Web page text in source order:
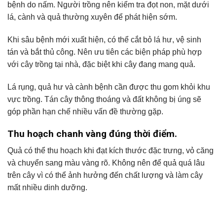
bệnh do nấm. Người trồng nên kiểm tra đọt non, mặt dưới
lá, cành và quả thường xuyên để phát hiện sớm.
Khi sâu bệnh mới xuất hiện, có thể cắt bỏ lá hư, vệ sinh
tán và bắt thủ công. Nên ưu tiên các biện pháp phù hợp
với cây trồng tại nhà, đặc biệt khi cây đang mang quả.
Lá rụng, quả hư và cành bệnh cần được thu gom khỏi khu
vực trồng. Tán cây thông thoáng và đất không bị úng sẽ
góp phần hạn chế nhiều vấn đề thường gặp.
Thu hoạch chanh vàng đúng thời điểm.
Quả có thể thu hoạch khi đạt kích thước đặc trưng, vỏ căng
và chuyển sang màu vàng rõ. Không nên để quả quá lâu
trên cây vì có thể ảnh hưởng đến chất lượng và làm cây
mất nhiều dinh dưỡng.